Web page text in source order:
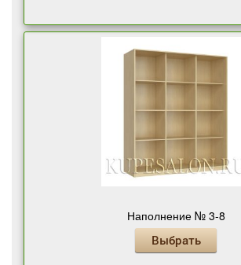
Наполнение № 3-8
Выбрать